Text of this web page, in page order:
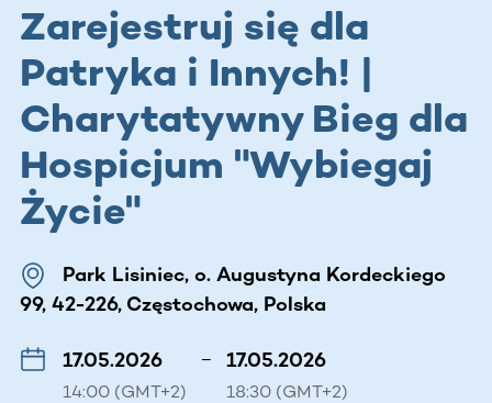
Zarejestruj się dla
Patryka i Innych! |
Charytatywny Bieg dla
Hospicjum "Wybiegaj
Życie"
Park Lisiniec, o. Augustyna Kordeckiego
99, 42-226, Częstochowa, Polska
17.05.2026
14:00 (GMT+2)
– 17.05.2026
18:30 (GMT+2)